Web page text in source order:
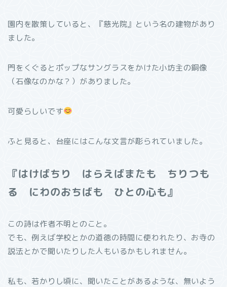
園内を散策していると、『慈光院』という名の建物があり
ました。
門をくぐるとポップなサングラスをかけた小坊主の銅像
（石像なのかな？）がありました。
可愛らしいです
ふと見ると、台座にはこんな文言が彫られていました。
『はけばちり はらえばまたも ちりつも
る にわのおちばも ひとの心も』
この詩は作者不明とのこと。
でも、例えば学校とかの道徳の時間に使われたり、お寺の
説法とかで聞いたりした人もいるかもしれません。
私も、若かりし頃に、聞いたことがあるような、無いよう